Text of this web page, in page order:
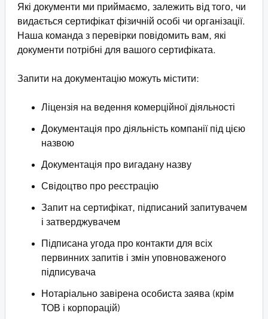
Які документи ми приймаємо, залежить від того, чи
видається сертифікат фізичній особі чи організації.
Наша команда з перевірки повідомить вам, які
документи потрібні для вашого сертифіката.
Запити на документацію можуть містити:
Ліцензія на ведення комерційної діяльності
Документація про діяльність компанії під цією
назвою
Документація про вигадану назву
Свідоцтво про реєстрацію
Запит на сертифікат, підписаний запитувачем
і затверджувачем
Підписана угода про контакти для всіх
первинних запитів і змін уповноваженого
підписувача
Нотаріально завірена особиста заява (крім
ТОВ і корпорацій)